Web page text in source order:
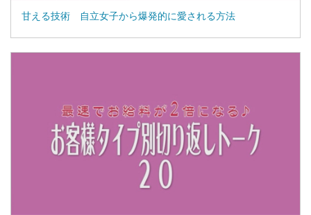
甘える技術 自立女子から爆発的に愛される方法